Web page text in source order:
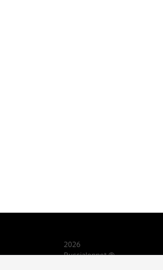
2026
Russialoppet ®